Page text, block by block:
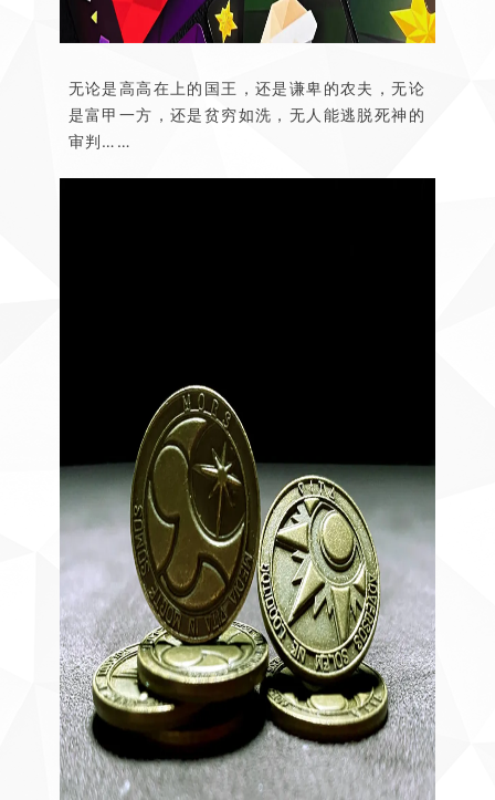
无论是高高在上的国王，还是谦卑的农夫，无论
是富甲一方，还是贫穷如洗，无人能逃脱死神的
审判……